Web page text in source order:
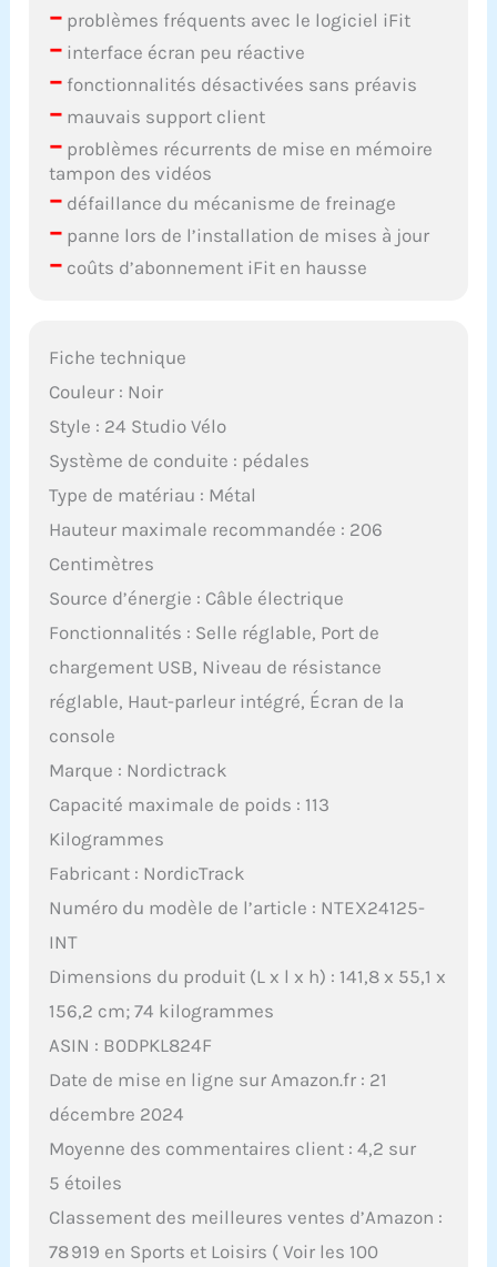
– problèmes fréquents avec le logiciel iFit
– interface écran peu réactive
– fonctionnalités désactivées sans préavis
– mauvais support client
– problèmes récurrents de mise en mémoire
tampon des vidéos
– défaillance du mécanisme de freinage
– panne lors de l’installation de mises à jour
– coûts d’abonnement iFit en hausse
Fiche technique
Couleur : Noir
Style : 24 Studio Vélo
Système de conduite : pédales
Type de matériau : Métal
Hauteur maximale recommandée : 206
Centimètres
Source d’énergie : Câble électrique
Fonctionnalités : Selle réglable, Port de
chargement USB, Niveau de résistance
réglable, Haut-parleur intégré, Écran de la
console
Marque : Nordictrack
Capacité maximale de poids : 113
Kilogrammes
Fabricant : NordicTrack
Numéro du modèle de l’article : NTEX24125-
INT
Dimensions du produit (L x l x h) : 141,8 x 55,1 x
156,2 cm; 74 kilogrammes
ASIN : B0DPKL824F
Date de mise en ligne sur Amazon.fr : 21
décembre 2024
Moyenne des commentaires client : 4,2 sur
5 étoiles
Classement des meilleures ventes d’Amazon :
78 919 en Sports et Loisirs ( Voir les 100